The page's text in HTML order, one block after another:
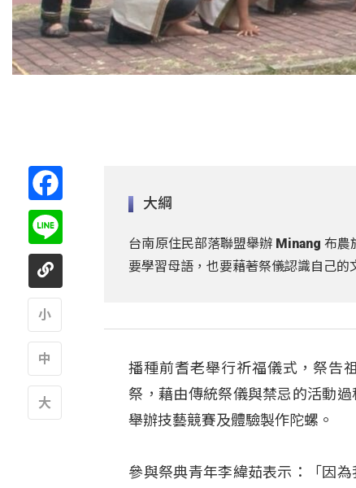
大綱
台南原住民部落聯盟舉辦 Minang 布
要學習母語，也要藉著祭儀認識自己的
播種前耆老舉行祈福儀式，祭告
祭，藉由傳統祭儀與禁忌的活動
舉辦技藝競賽及體驗製作陀螺。
參與祭典青年李緯茹表示：「因